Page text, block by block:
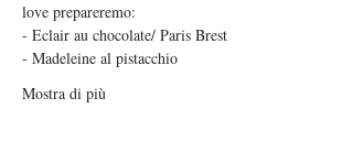
love prepareremo:
- Eclair au chocolate/ Paris Brest
- Madeleine al pistacchio
Mostra di più